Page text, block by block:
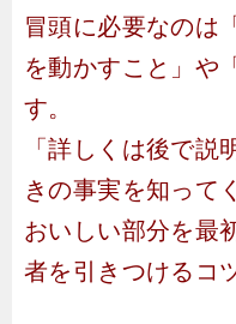
冒頭に必要なのは
を動かすこと」や
す。
「詳しくは後で説
きの事実を知って
おいしい部分を最
者を引きつけるコ